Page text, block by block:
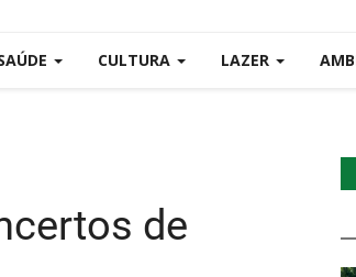
CULTURA LAZER
de